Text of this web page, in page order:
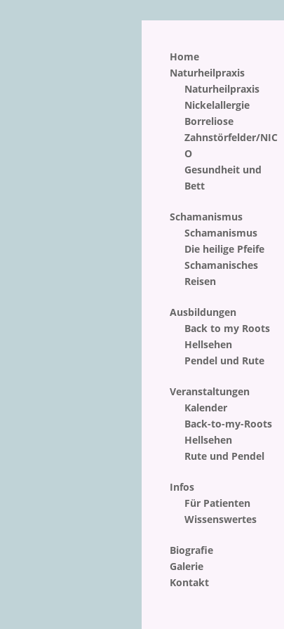
Home
Naturheilpraxis
Naturheilpraxis
Nickelallergie
Borreliose
Zahnstörfelder/NIC
O
Gesundheit und
Bett
Schamanismus
Schamanismus
Die heilige Pfeife
Schamanisches
Reisen
Ausbildungen
Back to my Roots
Hellsehen
Pendel und Rute
Veranstaltungen
Kalender
Back-to-my-Roots
Hellsehen
Rute und Pendel
Infos
Für Patienten
Wissenswertes
Biografie
Galerie
Kontakt